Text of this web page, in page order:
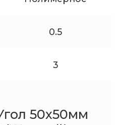
0.5
3
50x50мм